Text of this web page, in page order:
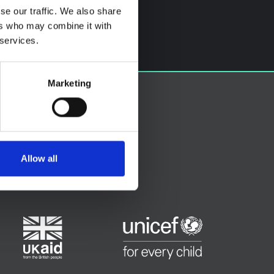
our traffic. We also share
who may combine it with
Marketing
Allow all